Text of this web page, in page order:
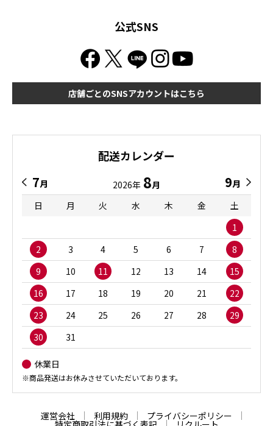
公式SNS
店舗ごとのSNSアカウントはこちら
配送カレンダー
7月 2026年 8月 9月
日
月 火 水 木 金
土
1
2
3 4 5 6 7
8
9
10 11 12 13 14
15
16
17 18 19 20 21
22
23
24 25 26 27 28
29
30
31
休業日
※商品発送はお休みさせていただいております。
運営会社 利用規約 プライバシーポリシー